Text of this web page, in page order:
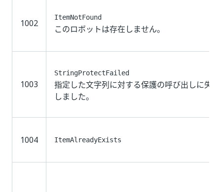
1002 ItemNotFound
このロボットは存在しません。
1003
StringProtectFailed
指定した文字列に対する保護の呼び出しに失敗
しました。
1004 ItemAlreadyExists